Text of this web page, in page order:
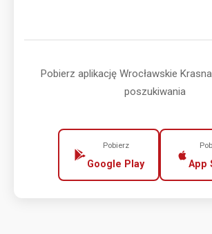
Pobierz aplikację Wrocławskie
poszukiwania
Pobierz
Google Play App